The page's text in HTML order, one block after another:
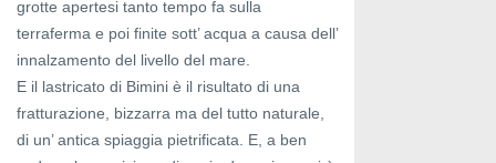
grotte apertesi tanto tempo fa sulla
terraferma e poi finite sott’ acqua a causa dell’
innalzamento del livello del mare.
E il lastricato di Bimini è il risultato di una
fratturazione, bizzarra ma del tutto naturale,
di un’ antica spiaggia pietrificata. E, a ben